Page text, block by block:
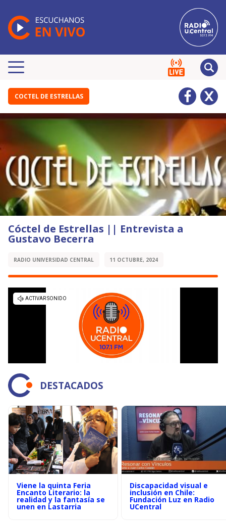
COCTEL DE ESTRELLAS
Cóctel de Estrellas || Entrevista a
Gustavo Becerra
RADIO UNIVERSIDAD CENTRAL 11 OCTUBRE, 2024
DESTACADOS
Viene la quinta Feria
Encanto Literario: la
realidad y la fantasía se
unen en Lastarria
Discapacidad visual e
inclusión en Chile:
Fundación Luz en Radio
UCentral